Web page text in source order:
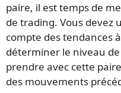
paire, il est temps de
de trading. Vous devez
compte des tendances
déterminer le niveau
prendre avec cette
des mouvements